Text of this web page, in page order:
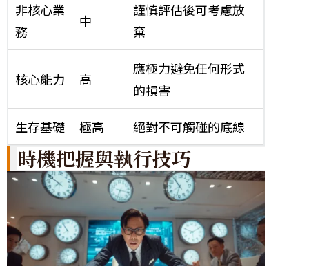
非核心業
務
中
謹慎評估後可考慮放
棄
核心能力 高
應極力避免任何形式
的損害
生存基礎 極高 絕對不可觸碰的底線
時機把握與執行技巧